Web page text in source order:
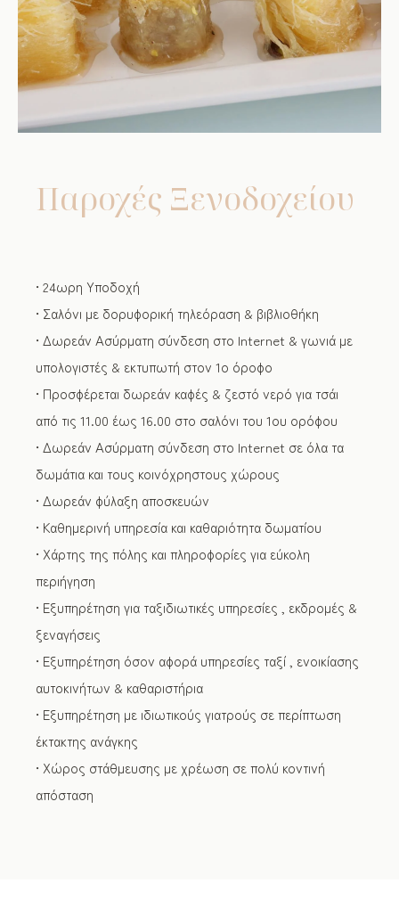
Παροχές Ξενοδοχείου
• 24ωρη Υποδοχή
• Σαλόνι με δορυφορική τηλεόραση & βιβλιοθήκη
• Δωρεάν Ασύρματη σύνδεση στο Internet & γωνιά με
υπολογιστές & εκτυπωτή στον 1ο όροφο
• Προσφέρεται δωρεάν καφές & ζεστό νερό για τσάι
από τις 11.00 έως 16.00 στο σαλόνι του 1ου ορόφου
• Δωρεάν Ασύρματη σύνδεση στο Internet σε όλα τα
δωμάτια και τους κοινόχρηστους χώρους
• Δωρεάν φύλαξη αποσκευών
• Καθημερινή υπηρεσία και καθαριότητα δωματίου
• Χάρτης της πόλης και πληροφορίες για εύκολη
περιήγηση
• Εξυπηρέτηση για ταξιδιωτικές υπηρεσίες , εκδρομές &
ξεναγήσεις
• Εξυπηρέτηση όσον αφορά υπηρεσίες ταξί , ενοικίασης
αυτοκινήτων & καθαριστήρια
• Εξυπηρέτηση με ιδιωτικούς γιατρούς σε περίπτωση
έκτακτης ανάγκης
• Χώρος στάθμευσης με χρέωση σε πολύ κοντινή
απόσταση